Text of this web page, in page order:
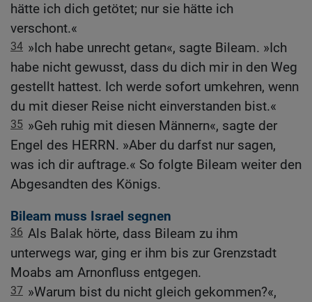
hätte ich dich getötet; nur sie hätte ich
verschont.«
34 »Ich habe unrecht getan«, sagte Bileam. »Ich
habe nicht gewusst, dass du dich mir in den Weg
gestellt hattest. Ich werde sofort umkehren, wenn
du mit dieser Reise nicht einverstanden bist.«
35 »Geh ruhig mit diesen Männern«, sagte der
Engel des HERRN. »Aber du darfst nur sagen,
was ich dir auftrage.« So folgte Bileam weiter den
Abgesandten des Königs.
Bileam muss Israel segnen
36 Als Balak hörte, dass Bileam zu ihm
unterwegs war, ging er ihm bis zur Grenzstadt
Moabs am Arnonfluss entgegen.
37 »Warum bist du nicht gleich gekommen?«,